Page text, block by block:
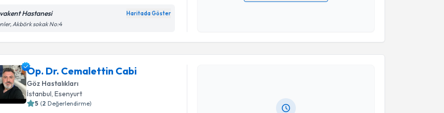
Hastanesi Haritada Göster
Akbörk sokak No:4
Kişisel verilerimin işlenmesine ilişkinAydınlatma Metni
Takvim Talebini Gönder
Op. Dr. Cemalettin Cabi
Göz Hastalıkları
İstanbul , Esenyurt
5 (2 Değerlendirme)